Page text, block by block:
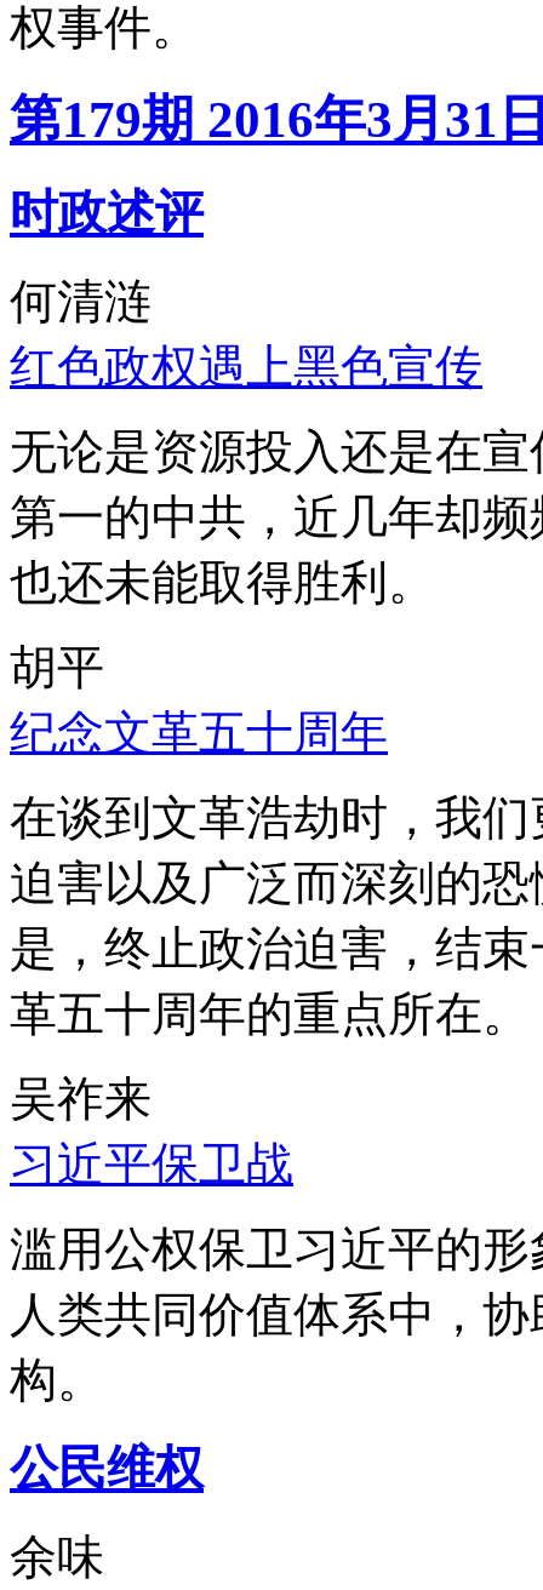
权事件。
第179期 2016年3月31
时政述评
何清涟
红色政权遇上黑色宣传
无论是资源投入还是在
第一的中共，近几年却
也还未能取得胜利。
胡平
纪念文革五十周年
在谈到文革浩劫时，我
迫害以及广泛而深刻的
是，终止政治迫害，结
革五十周年的重点所在。
吴祚来
习近平保卫战
滥用公权保卫习近平的
人类共同价值体系中，
构。
公民维权
余味